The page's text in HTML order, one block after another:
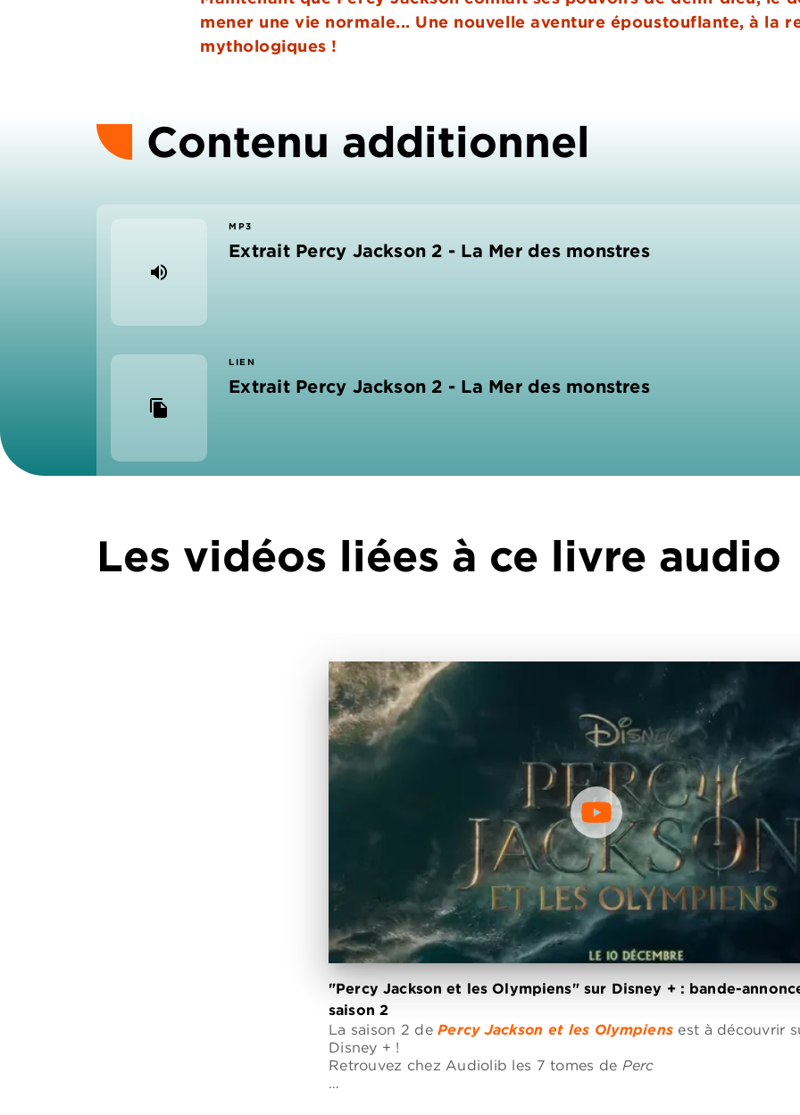
mener une vie normale... Une nouvelle aventure époustouflante, à la
mythologiques !
Contenu additionnel
volume_up
MP3
Extrait Percy Jackson 2 - La Mer des monstres
file_copy
LIEN
Extrait Percy Jackson 2 - La Mer des monstres
Les vidéos liées à ce livre audio
"Percy Jackson et les Olympiens" sur Disney + : bande-
saison 2
La saison 2 dePercy Jackson et les Olympiens est à découvrir
Disney + !
Retrouvez chez Audiolib les 7 tomes de Perc
…